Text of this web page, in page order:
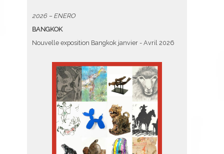
2026 – ENERO
BANGKOK
Nouvelle exposition Bangkok janvier - Avril 2026